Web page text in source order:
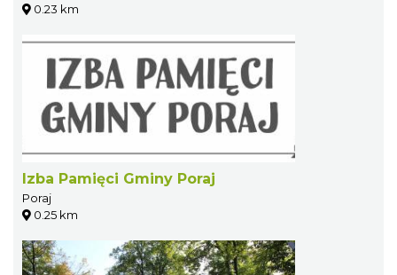
0.23 km
Izba Pamięci Gminy Poraj
Poraj
0.25 km